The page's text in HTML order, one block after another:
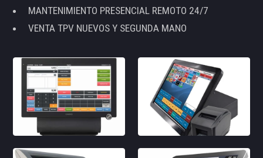
MANTENIMIENTO PRESENCIAL REMOTO 24/7
VENTA TPV NUEVOS Y SEGUNDA MANO